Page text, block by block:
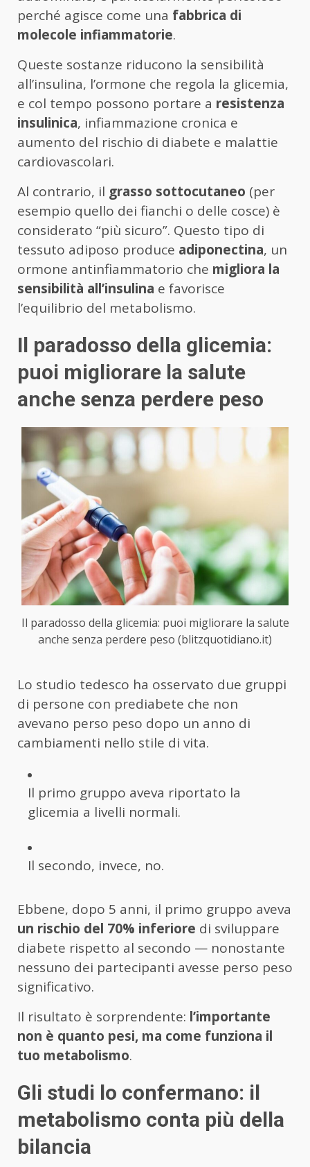
perché agisce come una fabbrica di
molecole infiammatorie.
Queste sostanze riducono la sensibilità
all’insulina, l’ormone che regola la glicemia,
e col tempo possono portare a resistenza
insulinica, infiammazione cronica e
aumento del rischio di diabete e malattie
cardiovascolari.
Al contrario, il grasso sottocutaneo (per
esempio quello dei fianchi o delle cosce) è
considerato “più sicuro”. Questo tipo di
tessuto adiposo produce adiponectina, un
ormone antinfiammatorio che migliora la
sensibilità all’insulina e favorisce
l’equilibrio del metabolismo.
Il paradosso della glicemia:
puoi migliorare la salute
anche senza perdere peso
Il paradosso della glicemia: puoi migliorare la salute
anche senza perdere peso (blitzquotidiano.it)
Lo studio tedesco ha osservato due gruppi
di persone con prediabete che non
avevano perso peso dopo un anno di
cambiamenti nello stile di vita.
Il primo gruppo aveva riportato la
glicemia a livelli normali.
Il secondo, invece, no.
Ebbene, dopo 5 anni, il primo gruppo aveva
un rischio del 70% inferiore di sviluppare
diabete rispetto al secondo — nonostante
nessuno dei partecipanti avesse perso peso
significativo.
Il risultato è sorprendente: l’importante
non è quanto pesi, ma come funziona il
tuo metabolismo.
Gli studi lo confermano: il
metabolismo conta più della
bilancia